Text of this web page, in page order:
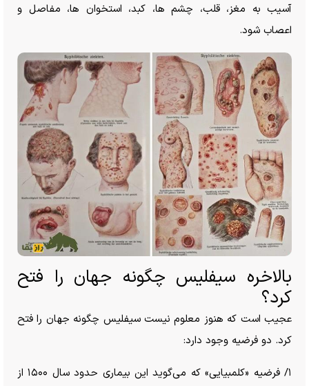
آسیب به مغز، قلب، چشم ها، کبد، استخوان ها، مفاصل و
اعصاب شود.
بالاخره سیفلیس چگونه جهان را فتح
کرد؟
عجیب است که هنوز معلوم نیست سیفلیس چگونه جهان را فتح
کرد. دو فرضیه وجود دارد:
۱/ فرضیه «کلمبیایی» که می‌گوید این بیماری حدود سال ۱۵۰۰ از